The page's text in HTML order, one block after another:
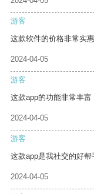
游客
这款软件的价格非常实
2024-04-05
游客
这款app的功能非常丰富
2024-04-05
游客
这款app是我社交的好帮
2024-04-05